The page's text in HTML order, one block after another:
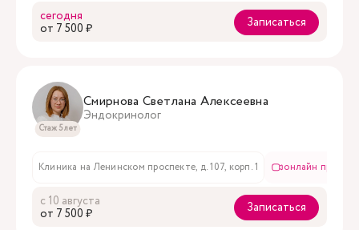
сегодня
oт 7 500 ₽
Записаться
Стаж 5 лет
Смирнова Светлана Алексеевна
Эндокринолог
Клиника на Ленинском проспекте, д. 107, корп. 1 онлайн приём
с 10 августа
oт 7 500 ₽
Записаться